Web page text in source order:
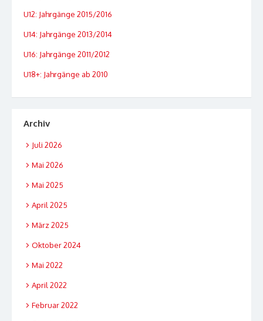
U12: Jahrgänge 2015/2016
U14: Jahrgänge 2013/2014
U16: Jahrgänge 2011/2012
U18+: Jahrgänge ab 2010
Archiv
Juli 2026
Mai 2026
Mai 2025
April 2025
März 2025
Oktober 2024
Mai 2022
April 2022
Februar 2022